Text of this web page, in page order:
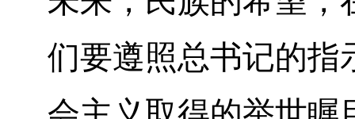
们要遵照总书记的指